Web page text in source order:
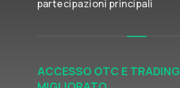
partecipazioni principali
ACCESSO OTC E TRADING